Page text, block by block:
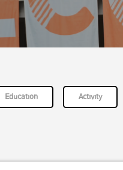
Education Activity